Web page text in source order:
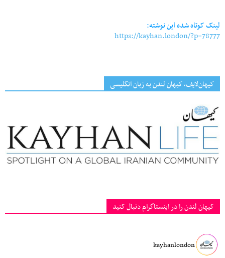
لینک کوتاه شده این نوشته:
https://kayhan.london/?p=78777
کیهان‌لایف، کیهان لندن به زبان انگلیسی
کیهان لندن را در اینستاگرام دنبال کنید
kayhanlondon